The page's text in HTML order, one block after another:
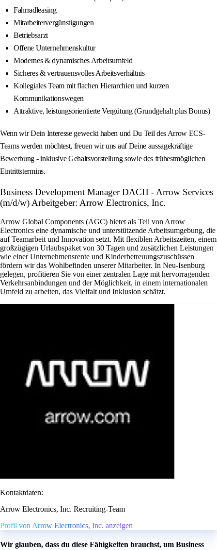
Fahrradleasing
Mitarbeitervergünstigungen
Betriebsarzt
Offene Unternehmenskultur
Modernes & dynamisches Arbeitsumfeld
Sicheres & vertrauensvolles Arbeitsverhältnis
Kollegiales Team mit flachen Hierarchien und kurzen
Kommunikationswegen
Attraktive, leistungsorientierte Vergütung (Grundgehalt plus Bonus)
Wenn wir Dein Interesse geweckt haben und Du Teil des Arrow ECS-
Teams werden möchtest, freuen wir uns auf Deine aussagekräftige
Bewerbung - inklusive Gehaltsvorstellung sowie des frühestmöglichen
Eintrittstermins.
Business Development Manager DACH - Arrow Services
(m/d/w) Arbeitgeber: Arrow Electronics, Inc.
Arrow Global Components (AGC) bietet als Teil von Arrow
Electronics eine dynamische und unterstützende Arbeitsumgebung, die
auf Teamarbeit und Innovation setzt. Mit flexiblen Arbeitszeiten, einem
großzügigen Urlaubspaket von 30 Tagen und zusätzlichen Leistungen
wie einer Unternehmensrente und Kinderbetreuungszuschüssen
fördern wir das Wohlbefinden unserer Mitarbeiter. In Neu-Isenburg
gelegen, profitieren Sie von einer zentralen Lage mit hervorragenden
Verkehrsanbindungen und der Möglichkeit, in einem internationalen
Umfeld zu arbeiten, das Vielfalt und Inklusion schätzt.
Kontaktdaten:
Arrow Electronics, Inc. Recruiting-Team
Profil von Arrow Electronics, Inc. anzeigen
Wir glauben, dass du diese Fähigkeiten brauchst, um Business